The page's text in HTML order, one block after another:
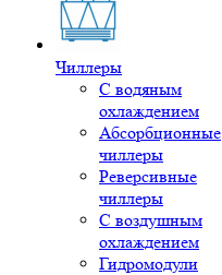
Чиллеры
С водяным
охлаждением
Абсорбционные
чиллеры
Реверсивные
чиллеры
С воздушным
охлаждением
Гидромодули